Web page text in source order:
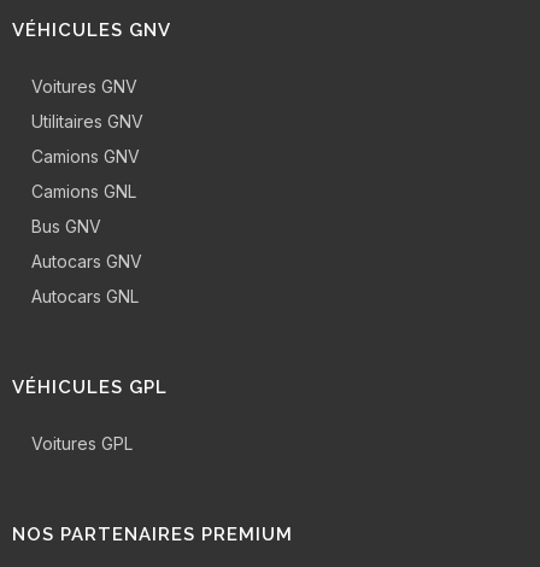
VÉHICULES GNV
Voitures GNV
Utilitaires GNV
Camions GNV
Camions GNL
Bus GNV
Autocars GNV
Autocars GNL
VÉHICULES GPL
Voitures GPL
NOS PARTENAIRES PREMIUM